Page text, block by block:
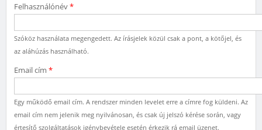
Felhasználónév*
Szóköz használata megengedett. Az írásjelek közül csak a pont, a kötőjel, és
az aláhúzás használható.
Email cím *
Egy működő email cím. A rendszer minden levelet erre a címre fog küldeni. Az
email cím nem jelenik meg nyilvánosan, és csak új jelszó kérése során, vagy
értesítő szolgáltatások igénybevétele esetén érkezik rá email üzenet.